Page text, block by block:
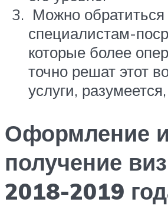
Можно обратиться
специалистам-
которые более
точно решат этот
услуги,
Оформление и
получение
2018-2019